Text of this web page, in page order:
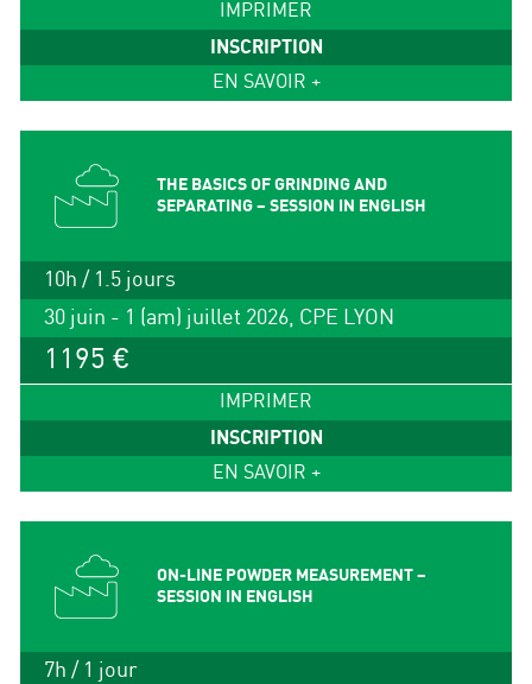
IMPRIMER
INSCRIPTION
EN SAVOIR +
THE BASICS OF GRINDING AND
SEPARATING – SESSION IN ENGLISH
10h / 1.5 jours
30 juin - 1 (am) juillet 2026, CPE LYON
1195 €
IMPRIMER
INSCRIPTION
EN SAVOIR +
ON-LINE POWDER MEASUREMENT –
SESSION IN ENGLISH
7h / 1 jour